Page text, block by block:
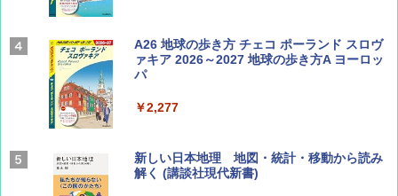
Coyote No.89 特集 星野道夫 夢見る旅
￥1,540
AIRLINE（エアライン）2026年9月号【特
集】ボーイング110周年を祝して！
A26 地球の歩き方 チェコ ポーランド スロヴ
ァキア 2026～2027 地球の歩き方A ヨーロッ
パ
￥2,277
新しい日本地理 地図・統計・移動から読み
解く (講談社現代新書)